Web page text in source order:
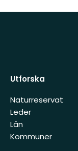
Utforska
Naturreservat
Leder
Län
Kommuner